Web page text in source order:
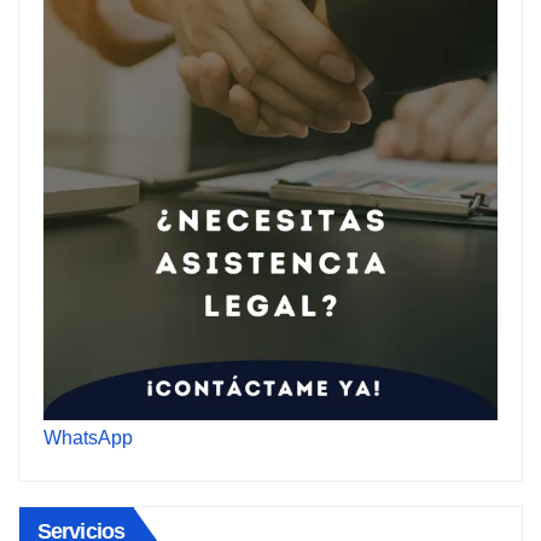
WhatsApp
Servicios